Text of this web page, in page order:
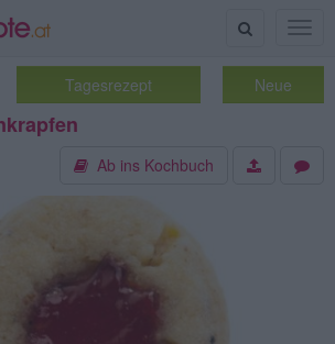
Suche
Tagesrezept Neue
Ab ins Kochbuch